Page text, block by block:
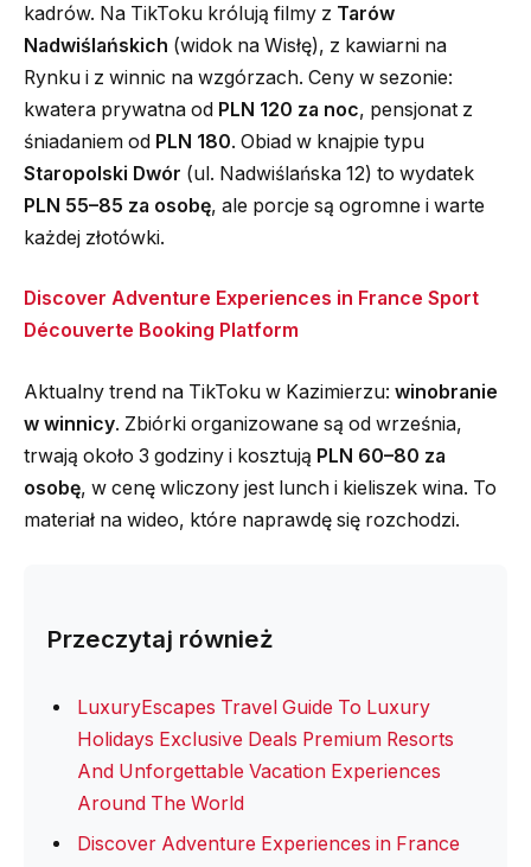
kadrów. Na TikToku królują filmy z Tarów
Nadwiślańskich (widok na Wisłę), z kawiarni na
Rynku i z winnic na wzgórzach. Ceny w sezonie:
kwatera prywatna od PLN 120 za noc, pensjonat z
śniadaniem od PLN 180. Obiad w knajpie typu
Staropolski Dwór (ul. Nadwiślańska 12) to wydatek
PLN 55–85 za osobę, ale porcje są ogromne i warte
każdej złotówki.
Discover Adventure Experiences in France Sport
Découverte Booking Platform
Aktualny trend na TikToku w Kazimierzu: winobranie
w winnicy. Zbiórki organizowane są od września,
trwają około 3 godziny i kosztują PLN 60–80 za
osobę, w cenę wliczony jest lunch i kieliszek wina. To
materiał na wideo, które naprawdę się rozchodzi.
Przeczytaj również
LuxuryEscapes Travel Guide To Luxury
Holidays Exclusive Deals Premium Resorts
And Unforgettable Vacation Experiences
Around The World
Discover Adventure Experiences in France